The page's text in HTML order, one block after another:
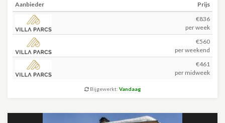
Aanbieder
Prijs
€836
per week
€560
per weekend
€461
per midweek
Bijgewerkt: Vandaag